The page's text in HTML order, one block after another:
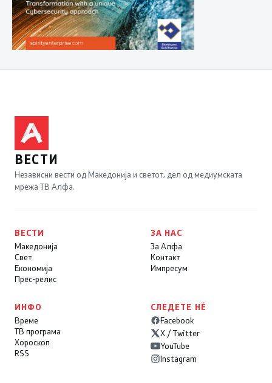
ВЕСТИ
Независни вести од Македонија и светот, дел од медиумската
мрежа ТВ Алфа.
ВЕСТИ
Македонија
Свет
Економија
Прес-релис
ЗА НАС
За Алфа
Контакт
Импресум
ИНФО
Време
ТВ програма
Хороскоп
RSS
СЛЕДЕТЕ НÉ
Facebook
X / Twitter
YouTube
Instagram